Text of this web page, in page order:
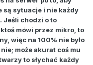
są sytuacje i nie każdy
Jeśli chodzi o to
mówi przez mikro, to
więc na 100% nie było
może akurat coś mu
to słychać każdy